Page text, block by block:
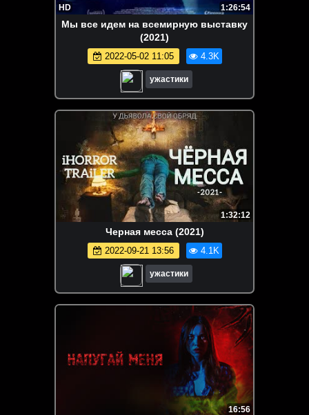
HD 1:26:54
Мы все идем на всемирную выставку
(2021)
2022-05-02 11:05 4.3K
ужастики
1:32:12
Черная месса (2021)
2022-09-21 13:56 4.1K
ужастики
16:56